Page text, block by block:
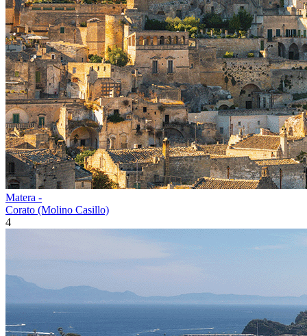
Matera -
Corato (Molino Casillo)
4